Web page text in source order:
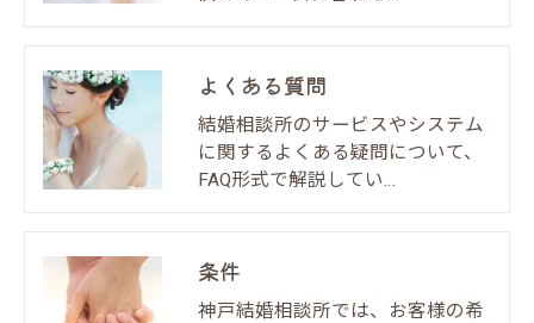
よくある質問
結婚相談所のサービスやシステム
に関するよくある疑問について、
FAQ形式で解説してい…
条件
神戸結婚相談所では、お客様の希